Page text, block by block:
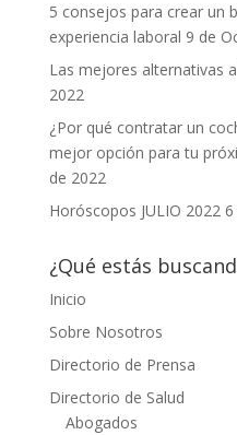
5 consejos para crear un
experiencia laboral 9 de
Las mejores alternativas
2022
¿Por qué contratar un
mejor opción para tu
de 2022
Horóscopos JULIO 2022 6
¿Qué estás
Inicio
Sobre Nosotros
Directorio de Prensa
Directorio de Salud
Abogados